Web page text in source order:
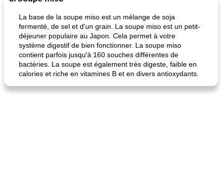
fiesta tostadas le méga's jopp joes
La base de la soupe miso est un mélange de soja
fermenté, de sel et d'un grain. La soupe miso est un petit-
déjeuner populaire au Japon. Cela permet à votre
système digestif de bien fonctionner. La soupe miso
contient parfois jusqu'à 160 souches différentes de
bactéries. La soupe est également très digeste, faible en
calories et riche en vitamines B et en divers antioxydants.